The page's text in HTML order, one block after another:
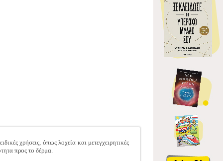
χρήσεις, όπως λοχεία και μετεγχειρητικές
προς το δέρμα.